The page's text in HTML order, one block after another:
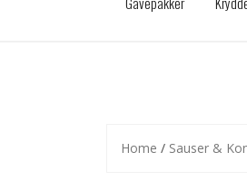
Home / Sauser &